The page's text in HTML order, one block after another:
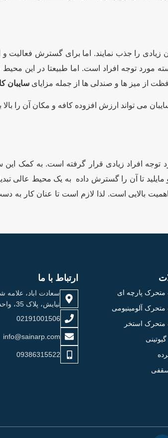
را جذب نمایند. اما برای گسترش فعالیت و
توجه افراد است. اما طبیعتا در این محیط
از میز ها و صندلی ها از جمله مزایای سایبان
می تواند ارزش افزوده کافه و مکان آن را
افراد زیادی قرار گرفته است. به کمک این
تا آن را گسترش داده به یک محیط عالی تبدیل
بالایی است. لذا لازم است تا عنان کار به
پارچه ای
آلومینیومی
استخر
ارتباط با ما
نیایش، پلاک 35، واحد 20
02191001506
info@sainarp.com
09386315522